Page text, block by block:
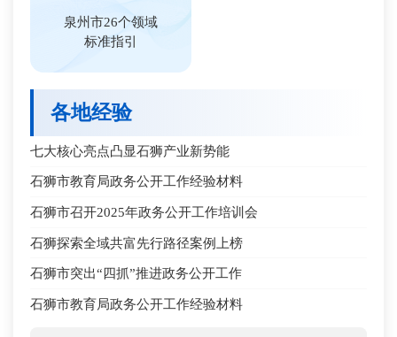
泉州市26个领域
标准指引
各地经验
七大核心亮点凸显石狮产业新势能
石狮市教育局政务公开工作经验材料
石狮市召开2025年政务公开工作培训会
石狮探索全域共富先行路径案例上榜
石狮市突出“四抓”推进政务公开工作
石狮市教育局政务公开工作经验材料